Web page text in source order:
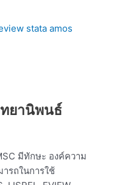
stata amos
ยานิพนธ์
มีทักษะ องค์ความ
รถในการใช้